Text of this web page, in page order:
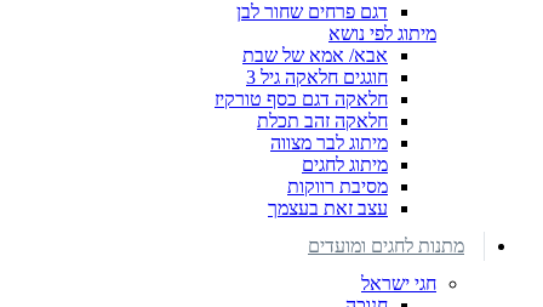
דגם פרחים שחור לבן
מיתוג לפי נושא
אבא/ אמא של שבת
חוגגים חלאקה גיל 3
חלאקה דגם כסף טורקיז
חלאקה זהב תכלת
מיתוג לבר מצווה
מיתוג לחגים
מסיבת רווקות
עצב זאת בעצמך
מתנות לחגים ומועדים
חגי ישראל